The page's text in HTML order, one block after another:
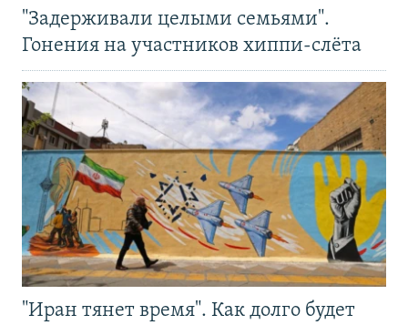
"Задерживали целыми семьями".
Гонения на участников хиппи-слёта
"Иран тянет время". Как долго будет